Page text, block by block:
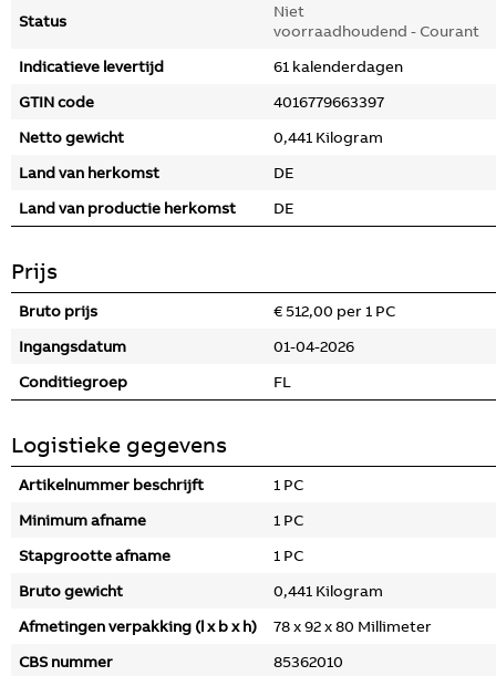
Status
Niet
voorraadhoudend - Courant
Indicatieve levertijd
61 kalenderdagen
GTIN code
4016779663397
Netto gewicht
0,441 Kilogram
Land van herkomst
DE
Land van productie herkomst
DE
Prijs
Bruto prijs
€ 512,00 per 1 PC
Ingangsdatum
01-04-2026
Conditiegroep
FL
Logistieke gegevens
Artikelnummer beschrijft
1 PC
Minimum afname
1 PC
Stapgrootte afname
1 PC
Bruto gewicht
0,441 Kilogram
Afmetingen verpakking (l x b x h)
78 x 92 x 80 Millimeter
CBS nummer
85362010